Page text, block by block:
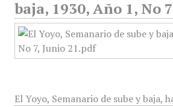
baja, 1930, Año 1, No
El Yoyo, Semanario de sube y baja,